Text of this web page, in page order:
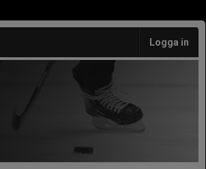
Logga in